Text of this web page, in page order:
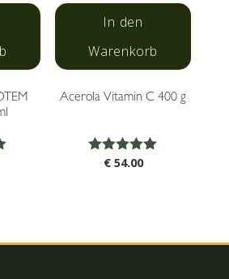
In den
Warenkorb
Acerola Vitamin C 400 g
Bewertet
€54.00